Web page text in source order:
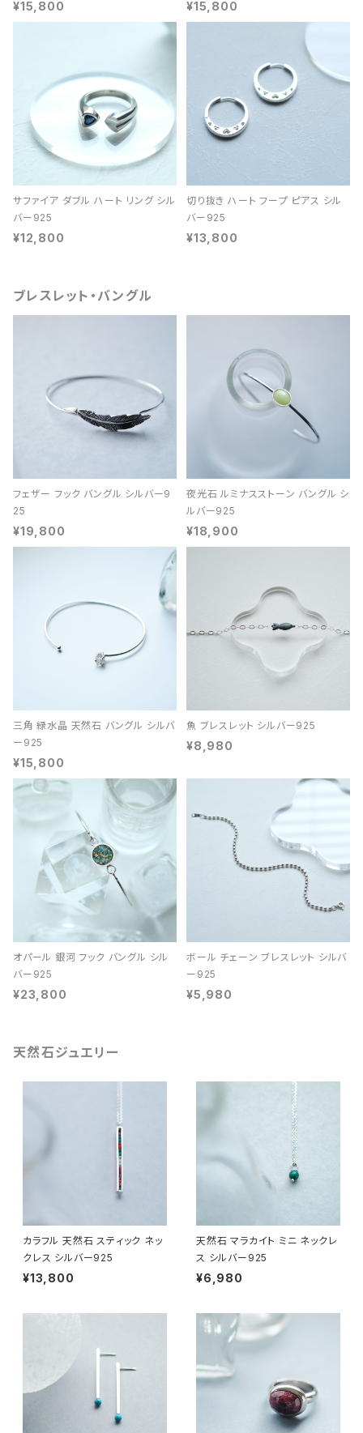
¥15,800 ¥15,800
サファイア ダブル ハート リング シル
バー925
¥12,800
切り抜き ハート フープ ピアス シル
バー925
¥13,800
ブレスレット・バングル
フェザー フック バングル シルバー9
25
¥19,800
夜光石 ルミナスストーン バングル シ
ルバー925
¥18,900
三角 緑水晶 天然石 バングル シルバ
ー925
¥15,800
魚 ブレスレット シルバー925
¥8,980
オパール 銀河 フック バングル シル
バー925
¥23,800
ボール チェーン ブレスレット シルバ
ー925
¥5,980
天然石ジュエリー
カラフル 天然石 スティック ネッ
クレス シルバー925
¥13,800
天然石 マラカイト ミニ ネックレ
ス シルバー925
¥6,980